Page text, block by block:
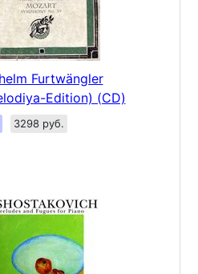
Furtwängler
Edition) (CD)
3298 руб.